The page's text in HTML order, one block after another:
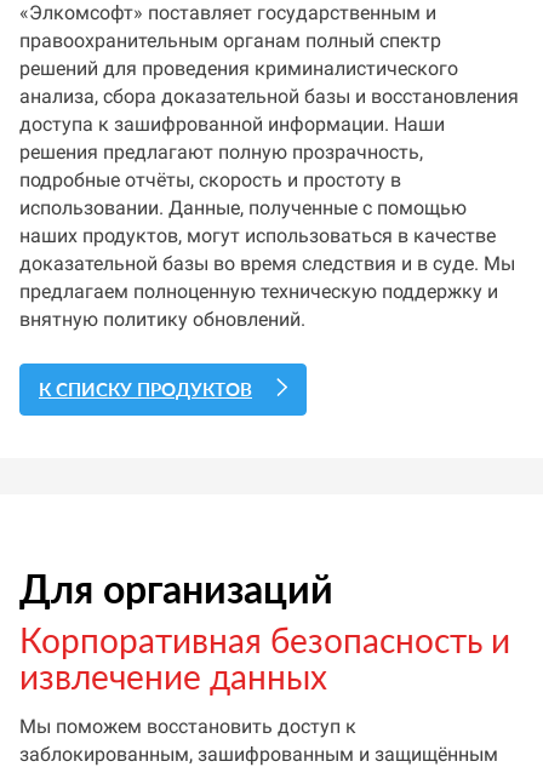
«Элкомсофт» поставляет государственным и
правоохранительным органам полный спектр
решений для проведения криминалистического
анализа, сбора доказательной базы и восстановления
доступа к зашифрованной информации. Наши
решения предлагают полную прозрачность,
подробные отчёты, скорость и простоту в
использовании. Данные, полученные с помощью
наших продуктов, могут использоваться в качестве
доказательной базы во время следствия и в суде. Мы
предлагаем полноценную техническую поддержку и
внятную политику обновлений.
К СПИСКУ ПРОДУКТОВ
Для организаций
Корпоративная безопасность и
извлечение данных
Мы поможем восстановить доступ к
заблокированным, зашифрованным и защищённым